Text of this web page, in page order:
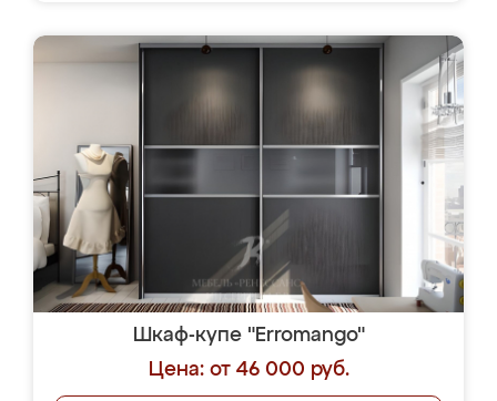
Шкаф-купе "Erromango"
Цена: от 46 000 руб.